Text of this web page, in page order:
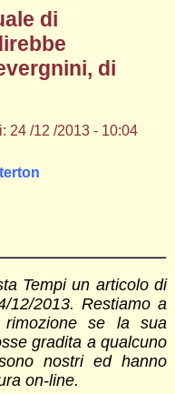
di
di
24 /12 /2013 - 10:04
Tempi un articolo di
12/2013. Restiamo a
rimozione se la sua
gradita a qualcuno
nostri ed hanno
on-line.